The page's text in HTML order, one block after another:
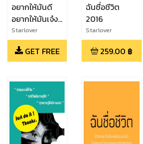
อยากให้มันดี
อยากให้มันเจ๋ง
อยากให้มันโดน
ใจ
Starlover
GET FREE
ฉันชื่อชีวิต
2016
Starlover
259.00 ฿